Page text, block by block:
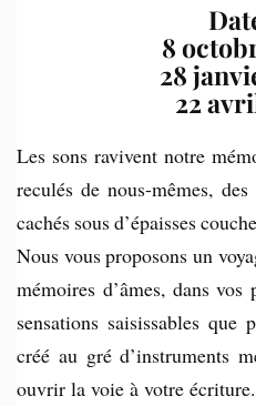
8
28
22
Les sons ravivent notre
reculés de nous-mêmes,
cachés sous d’épaisses
Nous vous proposons un
mémoires d’âmes, dans vos
sensations saisissables que
créé au gré d’instruments
ouvrir la voie à votre